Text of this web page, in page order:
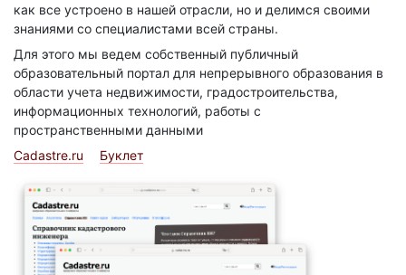
как все устроено в нашей отрасли, но и делимся своими
знаниями со специалистами всей страны.
Для этого мы ведем собственный публичный
образовательный портал для непрерывного образования в
области учета недвижимости, градостроительства,
информационных технологий, работы с
пространственными данными
Cadastre.ru
Буклет